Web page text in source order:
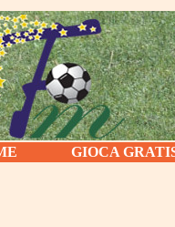
GIOCA